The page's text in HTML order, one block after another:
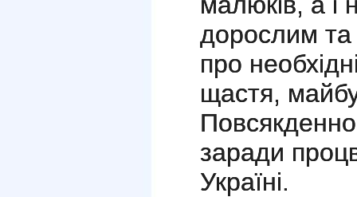
дорослим та
про
щастя,
заради
Україні.